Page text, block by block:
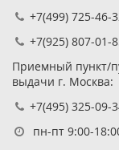
+7(499) 725-46-
+7(925) 807-01-
Приемный пункт/
выдачи г. Москва:
+7(495) 325-09-
пн-пт 9:00-